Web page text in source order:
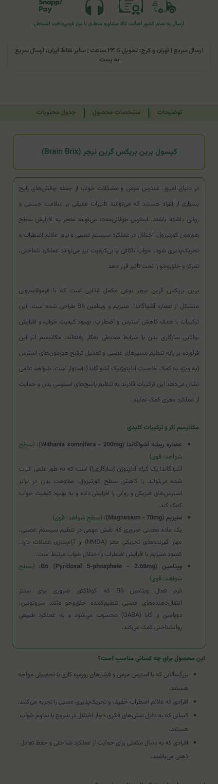
ارسال به تمام کشوراصالت کالا مشاوره منطبق با نیاز فردپرداخت اقساطی
ارسال سریع | تهران و کرج: تحویل تا ۲۴ ساعت | سایر نقاط ایران: ارسال سریع
به پست
توضیحات مشخصات محصول جدول محتویات
کپسول برین بریکس گرین نیچر (Brain Brix)
در دنیای امروز، استرس مزمن و مشکلات خواب از جمله چالش‌های رایج
بسیاری از افراد هستند که می‌توانند تاثیرات عمیقی بر سلامت جسمی و
روانی داشته باشند. استرس طولانی‌مدت می‌تواند منجر به افزایش سطح
هورمون کورتیزول، اختلال در عملکرد سیستم عصبی و بروز علائم اضطراب و
تحریک‌پذیری شود. خواب ناکافی یا بی‌کیفیت نیز می‌تواند عملکرد شناختی،
تمرکز و خلق‌وخو را تحت تاثیر قرار دهد.
برین بریکس گرین نیچر نوعی مکمل غذایی است که با فرمولاسیونی
متشکل از عصاره آشواگاندا، منیزیم و ویتامین B6 طراحی شده است. این
ترکیبات با هدف کاهش استرس و اضطراب، بهبود کیفیت خواب و افزایش
توانایی سازگاری بدن با شرایط محیطی به‌کار رفته‌اند. مکانیسم اثر این
فرآورده بر پایه تنظیم مسیرهای عصبی و تعدیل ترشح هورمون‌های استرس
(به ویژه به کمک خاصیت آداپتوژنیک آشواگاندا) استوار است. شواهد علمی
نشان می‌دهد این ترکیبات قادرند به تنظیم پاسخ‌های استرسی بدن و حمایت
از عملکرد مغزی کمک نمایند.
مکانیسم اثر و ترکیبات کلیدی
عصاره ریشه آشواگاندا (Withania somnifera - 200mg):
(سطح
شواهد: قوی)
آشواگاندا یک گیاه آداپتوژن (سازگاری‌زا) است که به طور علمی اثبات
شده می‌تواند با کاهش سطح کورتیزول، مقاومت بدن در برابر
استرس‌های فیزیکی و روانی را افزایش داده و به بهبود کیفیت خواب
کمک کند.
منیزیم (Magnesium - 70mg):
(سطح شواهد: قوی)
یک ماده معدنی ضروری که نقش مهمی در تنظیم سیستم عصبی،
مهار گیرنده‌های تحریکی مغز (NMDA) و آرام‌سازی عضلات دارد.
کمبود منیزیم با افزایش اضطراب و اختلال خواب مرتبط است.
ویتامین B6 (Pyridoxal 5-phosphate - 2.68mg):
(سطح
شواهد: قوی)
فرم فعال ویتامین B6 که کوفاکتور ضروری برای سنتز
انتقال‌دهنده‌های عصبی تنظیم‌کننده خلق‌وخو مانند سروتونین،
دوپامین و گابا (GABA) محسوب می‌شود و به عملکرد طبیعی
روانشناختی کمک می‌کند.
این محصول برای چه کسانی مناسب است؟
بزرگسالانی که با استرس مزمن و فشارهای روزمره کاری یا تحصیلی مواجه
هستند.
افرادی که علائم اضطراب خفیف و تحریک‌پذیری عصبی را تجربه می‌کنند.
کسانی که به دلیل تنش‌های فکری دچار اختلال در شروع یا تداوم خواب
هستند.
افرادی که به دنبال مکملی برای حمایت از عملکرد شناختی و حفظ تعادل
ذهنی می‌باشند.